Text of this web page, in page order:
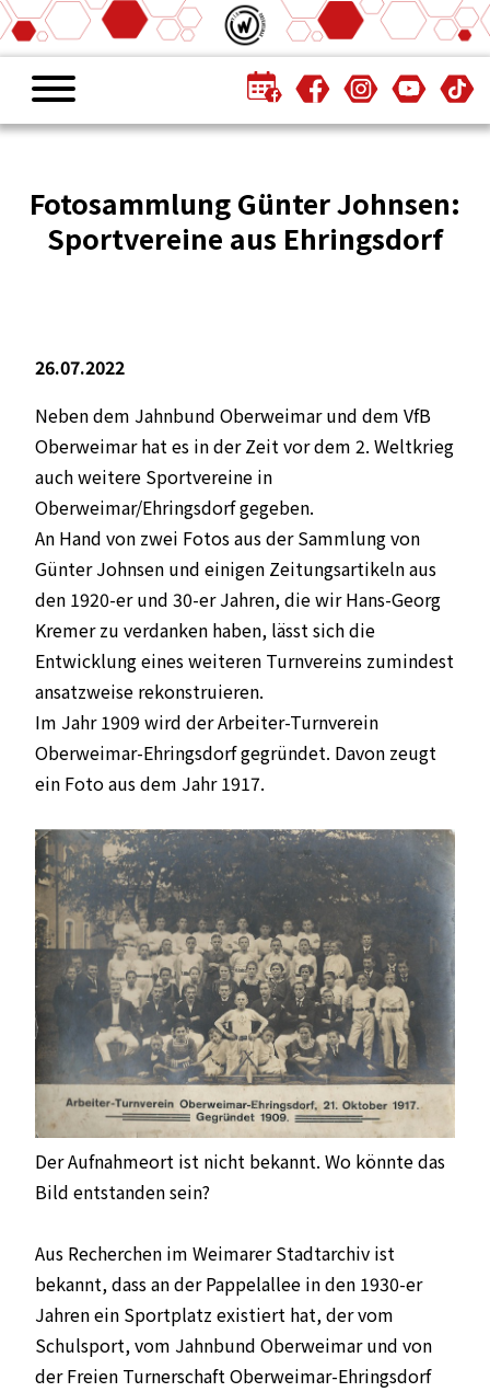
Fotosammlung Günter Johnsen:
Sportvereine aus Ehringsdorf
26.07.2022
Neben dem Jahnbund Oberweimar und dem VfB
Oberweimar hat es in der Zeit vor dem 2. Weltkrieg
auch weitere Sportvereine in
Oberweimar/Ehringsdorf gegeben.
An Hand von zwei Fotos aus der Sammlung von
Günter Johnsen und einigen Zeitungsartikeln aus
den 1920-er und 30-er Jahren, die wir Hans-Georg
Kremer zu verdanken haben, lässt sich die
Entwicklung eines weiteren Turnvereins zumindest
ansatzweise rekonstruieren.
Im Jahr 1909 wird der Arbeiter-Turnverein
Oberweimar-Ehringsdorf gegründet. Davon zeugt
ein Foto aus dem Jahr 1917.
Der Aufnahmeort ist nicht bekannt. Wo könnte das
Bild entstanden sein?
Aus Recherchen im Weimarer Stadtarchiv ist
bekannt, dass an der Pappelallee in den 1930-er
Jahren ein Sportplatz existiert hat, der vom
Schulsport, vom Jahnbund Oberweimar und von
der Freien Turnerschaft Oberweimar-Ehringsdorf